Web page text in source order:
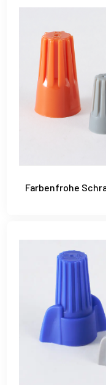
Farbenfrohe